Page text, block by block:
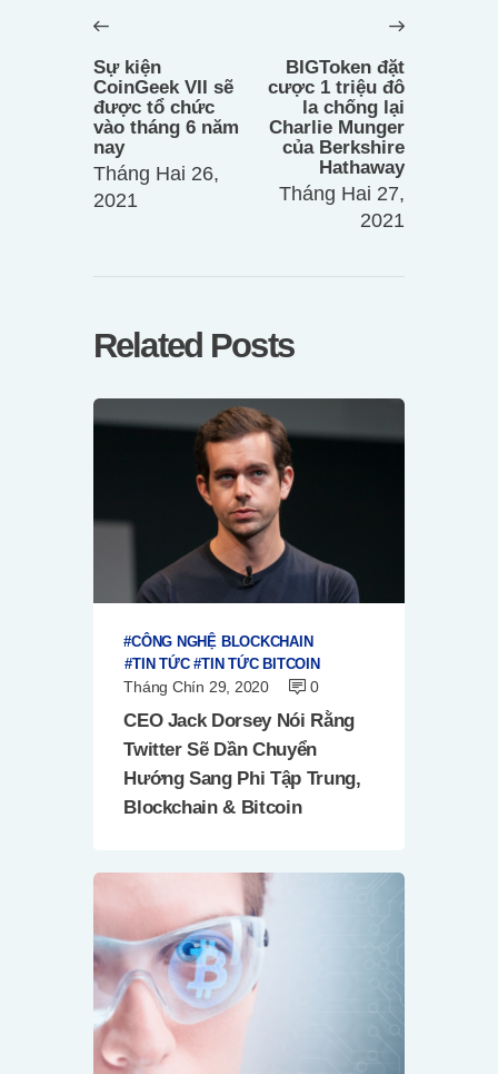
hướng
bài
viết
post:
Sự kiện
CoinGeek VII sẽ
được tổ chức
vào tháng 6 năm
nay
Tháng Hai 26,
2021
BIGToken đặt
cược 1 triệu đô
la chống lại
Charlie Munger
của Berkshire
Hathaway
Tháng Hai 27,
2021
Related Posts
CÔNG NGHỆ BLOCKCHAIN
TIN TỨC
TIN TỨC BITCOIN
Tháng Chín 29, 2020 0
CEO Jack Dorsey Nói Rằng
Twitter Sẽ Dần Chuyển
Hướng Sang Phi Tập Trung,
Blockchain & Bitcoin